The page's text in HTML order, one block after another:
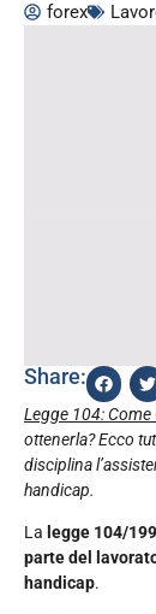
forex
Share:
Legge 104: Come
ottenerla? Ecco
disciplina
handicap.
La legge 104/
parte del
handicap.